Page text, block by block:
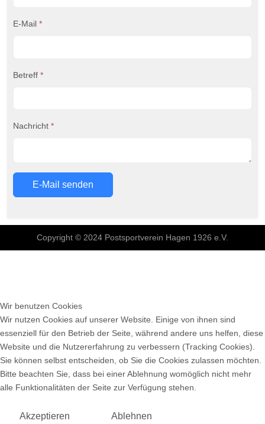
E-Mail *
Betreff *
Nachricht *
E-Mail senden
Copyright © 2024 Postsportverein Hagen 1926 e.V.
Wir benutzen Cookies
Wir nutzen Cookies auf unserer Website. Einige von ihnen sind
essenziell für den Betrieb der Seite, während andere uns helfen, diese
Website und die Nutzererfahrung zu verbessern (Tracking Cookies).
Sie können selbst entscheiden, ob Sie die Cookies zulassen möchten.
Bitte beachten Sie, dass bei einer Ablehnung womöglich nicht mehr
alle Funktionalitäten der Seite zur Verfügung stehen.
Akzeptieren Ablehnen